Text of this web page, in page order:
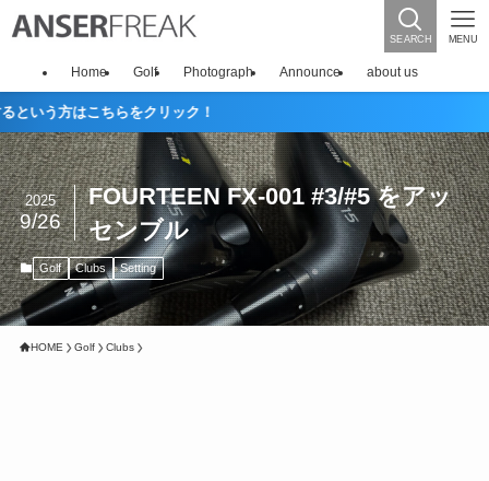
SEARCH MENU
Home Golf Photograph Announce about us
FOURTEEN FX-001 #3/#5 をアッ
センブル
2025
9/26
Golf Clubs Setting
HOME Golf Clubs